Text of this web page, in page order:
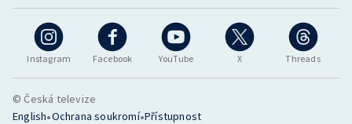
Instagram Facebook YouTube X Threads
© Česká televize
English•Ochrana soukromí•Přístupnost